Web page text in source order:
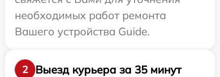
необходимых работ ремонта
Вашего устройства Guide.
2
Выезд курьера за 35 минут